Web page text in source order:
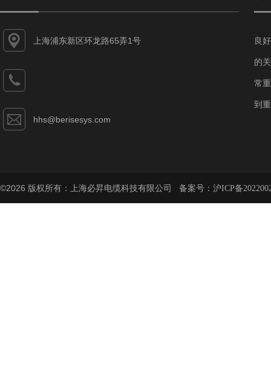
上海浦东新区环龙路65弄1号
hhs@berisesys.com
良
的
常
到
©2026 版权所有：上海必昇电缆科技有限公司 备案号： 沪ICP备